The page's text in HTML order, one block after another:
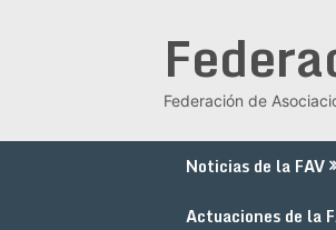
Federación de
Noticias de la FAV
Actuaciones de la